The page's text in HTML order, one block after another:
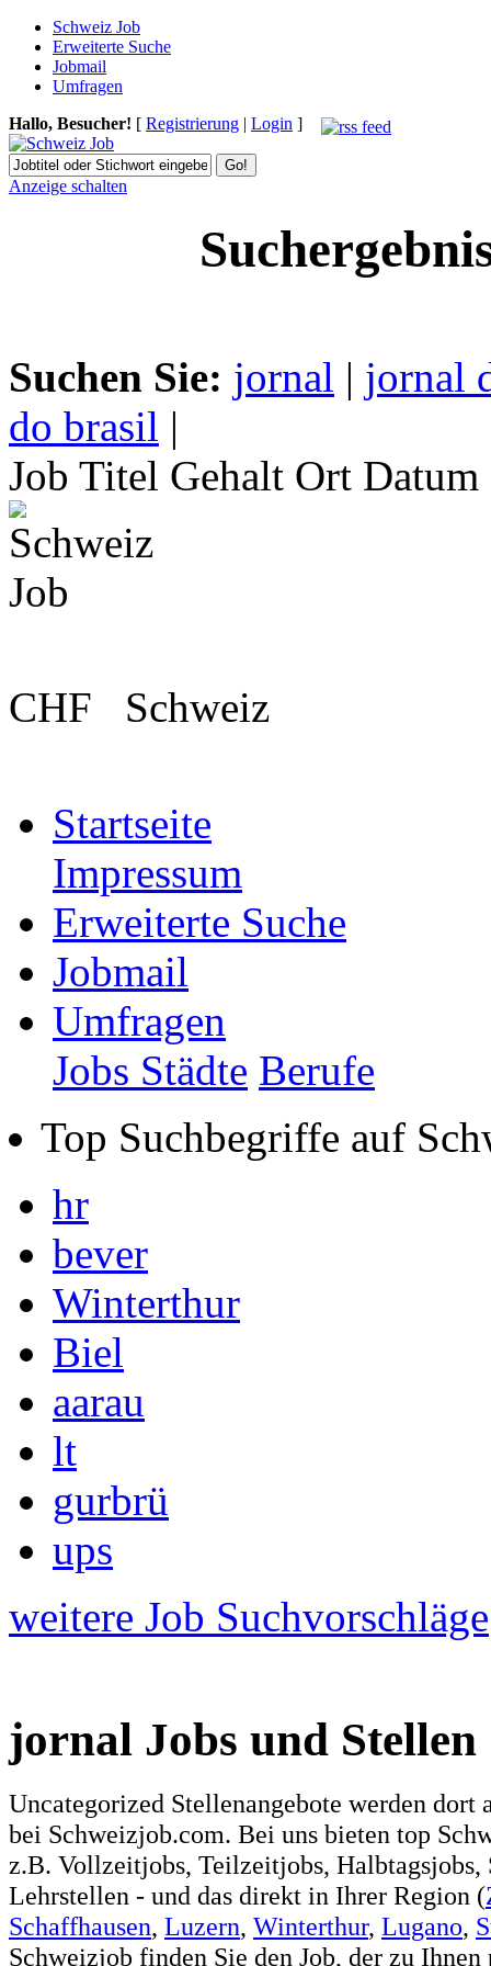
Schweiz Job
Erweiterte Suche
Jobmail
Umfragen
Hallo, Besucher! [ Registrierung | Login ]
Anzeige schalten
Suchen Sie: jornal | jornal
do brasil |
Job Titel Gehalt Ort Datum
CHF Schweiz
Startseite
Impressum
Erweiterte Suche
Jobmail
Umfragen
Jobs Städte Berufe
Top Suchbegriffe auf
hr
bever
Winterthur
Biel
aarau
lt
gurbrü
ups
weitere Job Suchvorschläge
jornal Jobs und Stellen
Uncategorized Stellenangebote werden dort
bei Schweizjob.com. Bei uns bieten top
z.B. Vollzeitjobs, Teilzeitjobs,
Lehrstellen - und das direkt in Ihrer Region (
Schaffhausen, Luzern, Winterthur, Lugano,
Schweizjob finden Sie den Job, der zu